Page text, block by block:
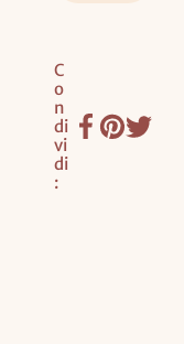
C
o
n
di
vi
di
: